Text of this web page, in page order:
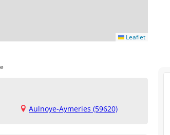
Leaflet
Aulnoye-Aymeries (59620)